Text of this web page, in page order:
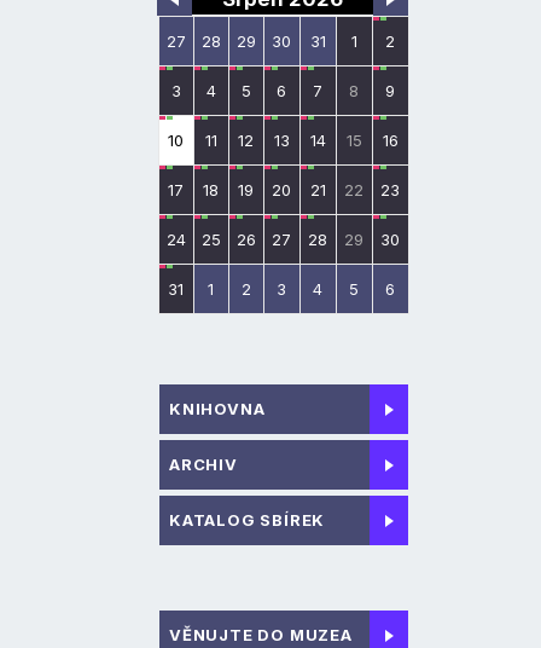
27 28 29 30 31 1 2
3 4 5 6 7 8 9
10 11 12 13 14 15 16
17 18 19 20 21 22 23
24 25 26 27 28 29 30
31 1 2 3 4 5 6
KNIHOVNA
ARCHIV
KATALOG SBÍREK
VĚNUJTE DO MUZEA